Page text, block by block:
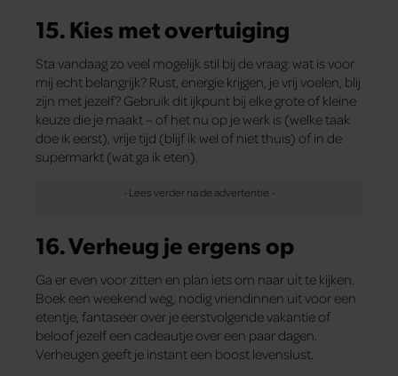
15. Kies met overtuiging
Sta vandaag zo veel mogelijk stil bij de vraag: wat is voor
mij echt belangrijk? Rust, energie krijgen, je vrij voelen, blij
zijn met jezelf? Gebruik dit ijkpunt bij elke grote of kleine
keuze die je maakt – of het nu op je werk is (welke taak
doe ik eerst), vrije tijd (blijf ik wel of niet thuis) of in de
supermarkt (wat ga ik eten).
16. Verheug je ergens op
Ga er even voor zitten en plan iets om naar uit te kijken.
Boek een weekend weg, nodig vriendinnen uit voor een
etentje, fantaseer over je eerstvolgende vakantie of
beloof jezelf een cadeautje over een paar dagen.
Verheugen geeft je instant een boost levenslust.